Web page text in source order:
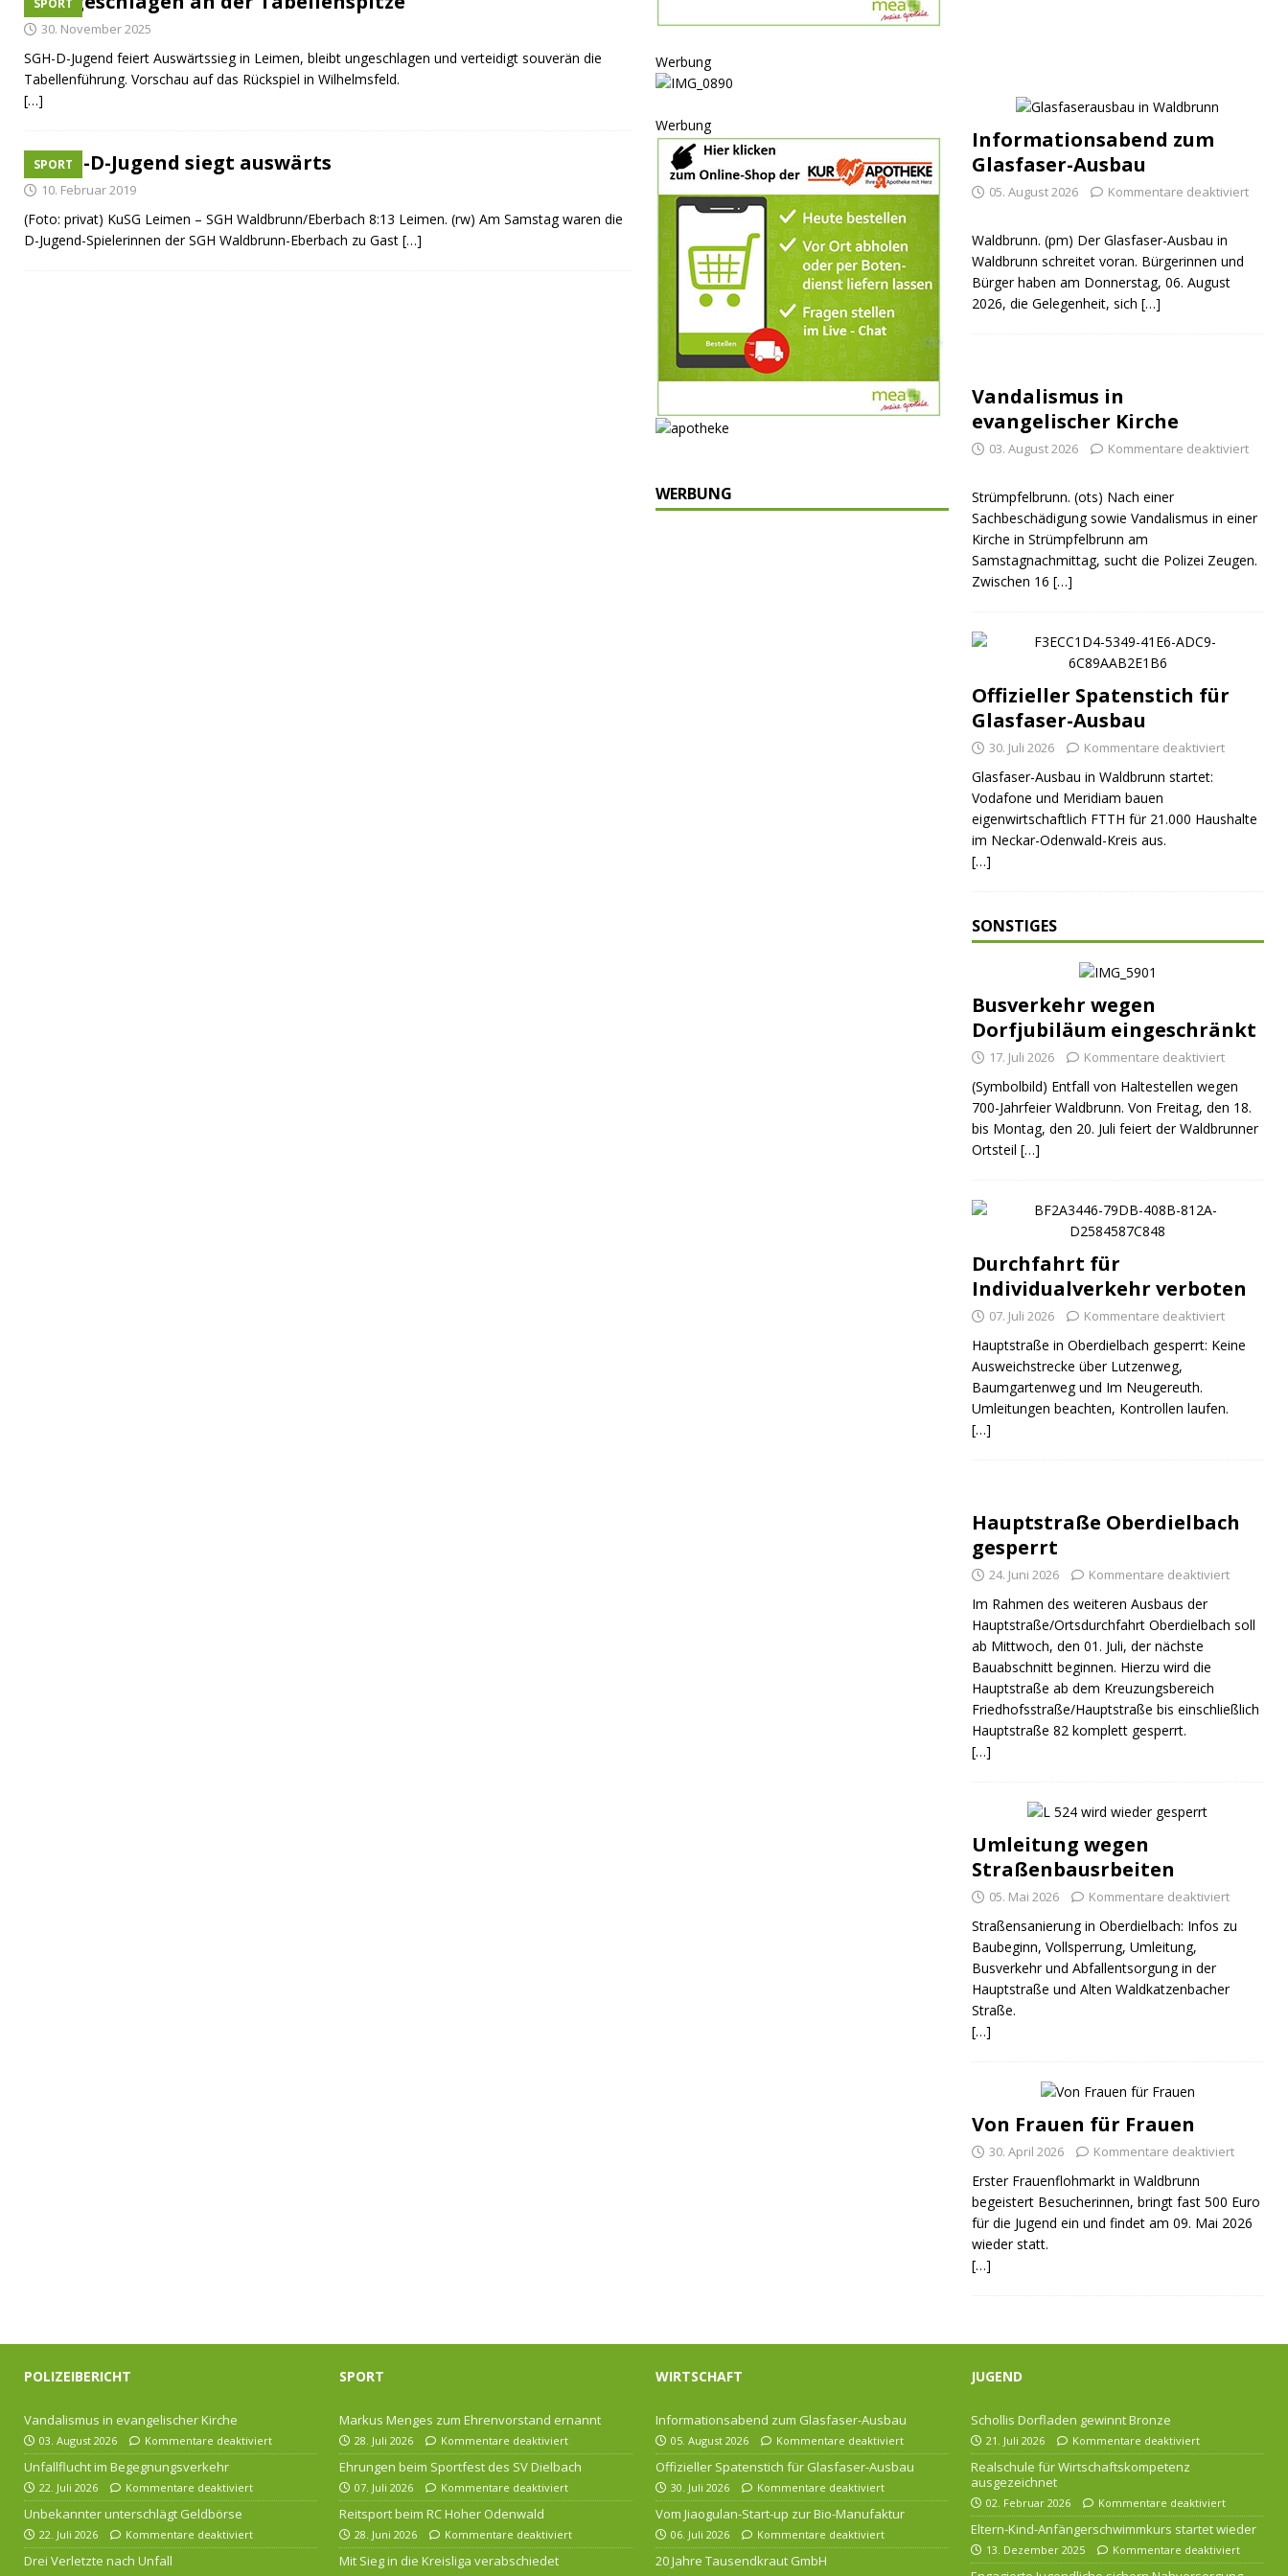
[ 08. Juli 2026 ] Dorfgeschichte sichtbar gemacht
[ 07. Juli 2026 ] Durchfahrt für Individualverkehr verboten
SPORT
30. November 2025
SGH-D-Jugend feiert Auswärtssieg in Leimen, bleibt ungeschlagen und verteidigt souverän die
Tabellenführung. Vorschau auf das Rückspiel in Wilhelmsfeld.
[…]
SPORT
SGH-D-Jugend siegt auswärts
10. Februar 2019
(Foto: privat) KuSG Leimen – SGH Waldbrunn/Eberbach 8:13 Leimen. (rw) Am Samstag waren die
D-Jugend-Spielerinnen der SGH Waldbrunn-Eberbach zu Gast […]
Werbung
Werbung
WERBUNG
Informationsabend zum
Glasfaser-Ausbau
05. August 2026 Kommentare deaktiviert
Waldbrunn. (pm) Der Glasfaser-Ausbau in
Waldbrunn schreitet voran. Bürgerinnen und
Bürger haben am Donnerstag, 06. August
2026, die Gelegenheit, sich […]
Vandalismus in
evangelischer Kirche
03. August 2026 Kommentare deaktiviert
Strümpfelbrunn. (ots) Nach einer
Sachbeschädigung sowie Vandalismus in einer
Kirche in Strümpfelbrunn am
Samstagnachmittag, sucht die Polizei Zeugen.
Zwischen 16 […]
Offizieller Spatenstich für
Glasfaser-Ausbau
30. Juli 2026 Kommentare deaktiviert
Glasfaser-Ausbau in Waldbrunn startet:
Vodafone und Meridiam bauen
eigenwirtschaftlich FTTH für 21.000 Haushalte
im Neckar-Odenwald-Kreis aus.
[…]
SONSTIGES
Busverkehr wegen
Dorfjubiläum eingeschränkt
17. Juli 2026 Kommentare deaktiviert
(Symbolbild) Entfall von Haltestellen wegen
700-Jahrfeier Waldbrunn. Von Freitag, den 18.
bis Montag, den 20. Juli feiert der Waldbrunner
Ortsteil […]
Durchfahrt für
Individualverkehr verboten
07. Juli 2026 Kommentare deaktiviert
Hauptstraße in Oberdielbach gesperrt: Keine
Ausweichstrecke über Lutzenweg,
Baumgartenweg und Im Neugereuth.
Umleitungen beachten, Kontrollen laufen.
[…]
Hauptstraße Oberdielbach
gesperrt
24. Juni 2026 Kommentare deaktiviert
Im Rahmen des weiteren Ausbaus der
Hauptstraße/Ortsdurchfahrt Oberdielbach soll
ab Mittwoch, den 01. Juli, der nächste
Bauabschnitt beginnen. Hierzu wird die
Hauptstraße ab dem Kreuzungsbereich
Friedhofsstraße/Hauptstraße bis einschließlich
Hauptstraße 82 komplett gesperrt.
[…]
Umleitung wegen
Straßenbausrbeiten
05. Mai 2026 Kommentare deaktiviert
Straßensanierung in Oberdielbach: Infos zu
Baubeginn, Vollsperrung, Umleitung,
Busverkehr und Abfallentsorgung in der
Hauptstraße und Alten Waldkatzenbacher
Straße.
[…]
Von Frauen für Frauen
30. April 2026 Kommentare deaktiviert
Erster Frauenflohmarkt in Waldbrunn
begeistert Besucherinnen, bringt fast 500 Euro
für die Jugend ein und findet am 09. Mai 2026
wieder statt.
[…]
POLIZEIBERICHT
Vandalismus in evangelischer Kirche
03. August 2026 Kommentare deaktiviert
Unfallflucht im Begegnungsverkehr
22. Juli 2026 Kommentare deaktiviert
Unbekannter unterschlägt Geldbörse
22. Juli 2026 Kommentare deaktiviert
Drei Verletzte nach Unfall
SPORT
Markus Menges zum Ehrenvorstand ernannt
28. Juli 2026 Kommentare deaktiviert
Ehrungen beim Sportfest des SV Dielbach
07. Juli 2026 Kommentare deaktiviert
Reitsport beim RC Hoher Odenwald
28. Juni 2026 Kommentare deaktiviert
Mit Sieg in die Kreisliga verabschiedet
WIRTSCHAFT
Informationsabend zum Glasfaser-Ausbau
05. August 2026 Kommentare deaktiviert
Offizieller Spatenstich für Glasfaser-Ausbau
30. Juli 2026 Kommentare deaktiviert
Vom Jiaogulan-Start-up zur Bio-Manufaktur
06. Juli 2026 Kommentare deaktiviert
20 Jahre Tausendkraut GmbH
JUGEND
Schollis Dorfladen gewinnt Bronze
21. Juli 2026 Kommentare deaktiviert
Realschule für Wirtschaftskompetenz
ausgezeichnet
02. Februar 2026 Kommentare deaktiviert
Eltern-Kind-Anfängerschwimmkurs startet wieder
13. Dezember 2025 Kommentare deaktiviert